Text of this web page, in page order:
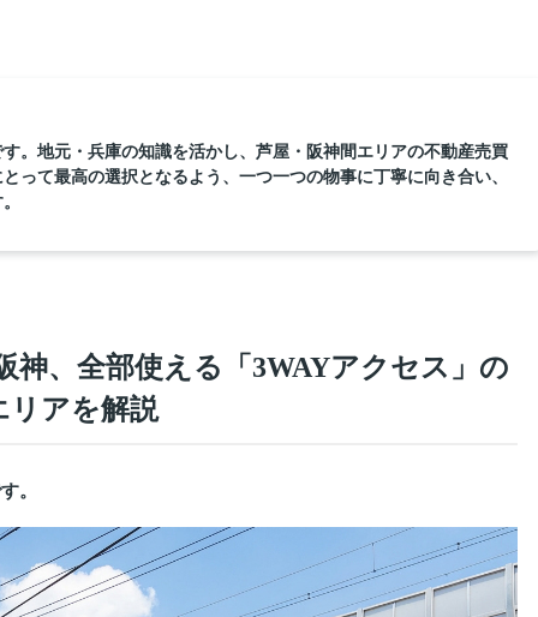
。地元・兵庫の知識を活かし、芦屋・阪神間エリアの不動産売買
って最高の選択となるよう、一つ一つの物事に丁寧に向き合い、
神、全部使える「3WAYアクセス」の
リアを解説
。